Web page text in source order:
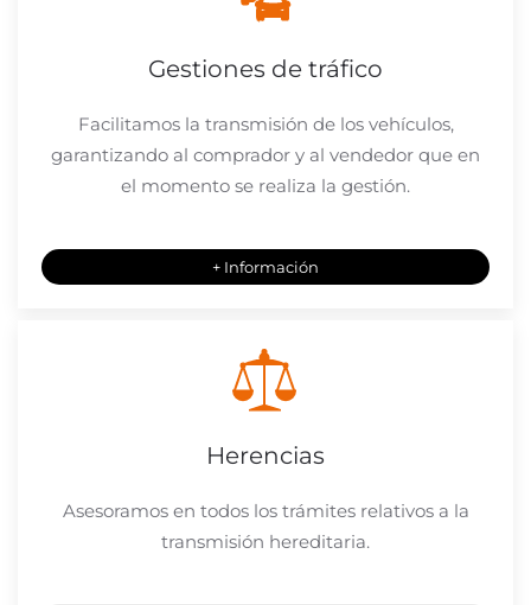
Gestiones de tráfico
Facilitamos la transmisión de los vehículos,
garantizando al comprador y al vendedor que en
el momento se realiza la gestión.
+ Información
Herencias
Asesoramos en todos los trámites relativos a la
transmisión hereditaria.